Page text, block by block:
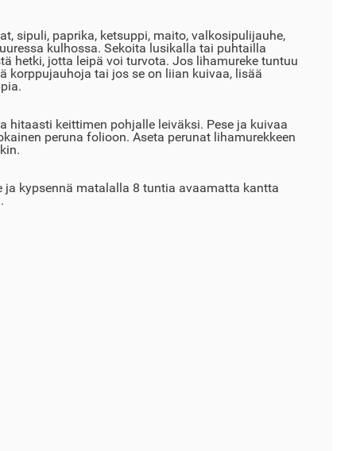
sipuli, paprika, ketsuppi, maito, valkosipulijauhe,
kulhossa. Sekoita lusikalla tai puhtailla
hetki, jotta leipä voi turvota. Jos lihamureke tuntuu
korppujauhoja tai jos se on liian kuivaa, lisää
hitaasti keittimen pohjalle leiväksi. Pese ja kuivaa
peruna folioon. Aseta perunat lihamurekkeen
ja kypsennä matalalla 8 tuntia avaamatta kantta